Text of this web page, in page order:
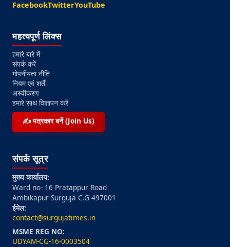
FacebookTwitterYouTube
महत्वपूर्ण लिंक्स
हमारे बारे में
संपर्क करें
गोपनीयता नीति
नियम एवं शर्तें
अस्वीकरण
हमारे साथ विज्ञापन करें
✍️ पत्रकार बनें (Join Us)
संपर्क सूत्र
मुख्य कार्यालय:
Ward no- 16 Pratappur Road
Ambikapur Surguja C.G 497001
ईमेल:
contact@surgujatimes.in
MSME REG NO:
UDYAM-CG-16-0003504